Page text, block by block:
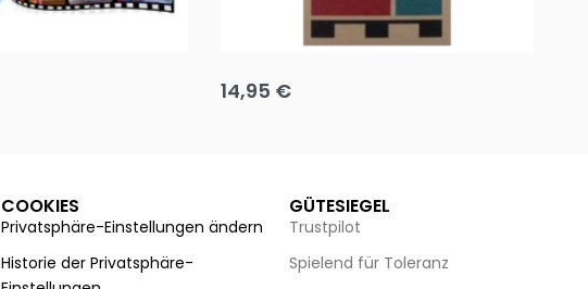
Team up
14,95 €
COOKIES
Privatsphäre-Einstellungen ändern
Historie der Privatsphäre-
GÜTESIEGEL
Trustpilot
Spielend für Toleranz